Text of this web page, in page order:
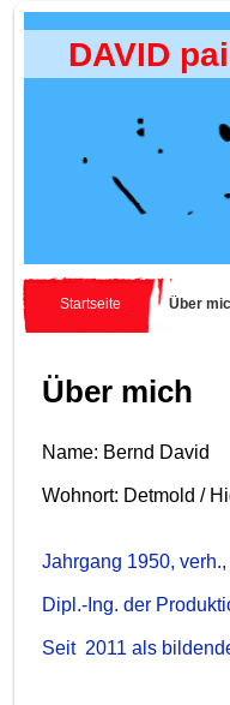
DAVID
Startseite Über
Über mich
Name: Bernd David
Wohnort: Detmold /
Jahrgang 1950,
Dipl.-Ing. der
Seit 2011 als